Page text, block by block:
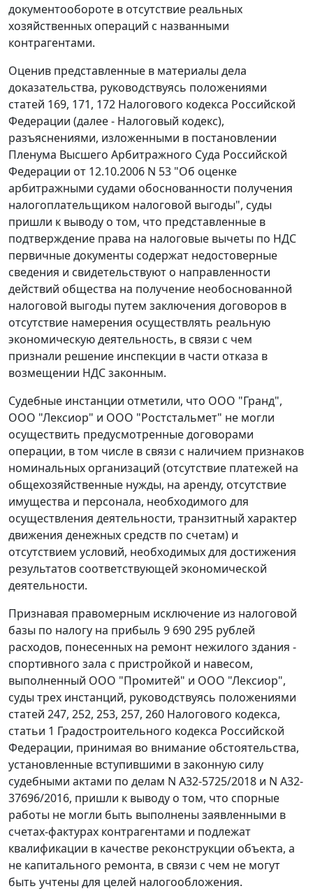
документообороте в отсутствие реальных
хозяйственных операций с названными
контрагентами.
Оценив представленные в материалы дела
доказательства, руководствуясь положениями
статей 169, 171, 172 Налогового кодекса Российской
Федерации (далее - Налоговый кодекс),
разъяснениями, изложенными в постановлении
Пленума Высшего Арбитражного Суда Российской
Федерации от 12.10.2006 N 53 "Об оценке
арбитражными судами обоснованности получения
налогоплательщиком налоговой выгоды", суды
пришли к выводу о том, что представленные в
подтверждение права на налоговые вычеты по НДС
первичные документы содержат недостоверные
сведения и свидетельствуют о направленности
действий общества на получение необоснованной
налоговой выгоды путем заключения договоров в
отсутствие намерения осуществлять реальную
экономическую деятельность, в связи с чем
признали решение инспекции в части отказа в
возмещении НДС законным.
Судебные инстанции отметили, что ООО "Гранд",
ООО "Лексиор" и ООО "Ростстальмет" не могли
осуществить предусмотренные договорами
операции, в том числе в связи с наличием признаков
номинальных организаций (отсутствие платежей на
общехозяйственные нужды, на аренду, отсутствие
имущества и персонала, необходимого для
осуществления деятельности, транзитный характер
движения денежных средств по счетам) и
отсутствием условий, необходимых для достижения
результатов соответствующей экономической
деятельности.
Признавая правомерным исключение из налоговой
базы по налогу на прибыль 9 690 295 рублей
расходов, понесенных на ремонт нежилого здания -
спортивного зала с пристройкой и навесом,
выполненный ООО "Промитей" и ООО "Лексиор",
суды трех инстанций, руководствуясь положениями
статей 247, 252, 253, 257, 260 Налогового кодекса,
статьи 1 Градостроительного кодекса Российской
Федерации, принимая во внимание обстоятельства,
установленные вступившими в законную силу
судебными актами по делам N А32-5725/2018 и N А32-
37696/2016, пришли к выводу о том, что спорные
работы не могли быть выполнены заявленными в
счетах-фактурах контрагентами и подлежат
квалификации в качестве реконструкции объекта, а
не капитального ремонта, в связи с чем не могут
быть учтены для целей налогообложения.